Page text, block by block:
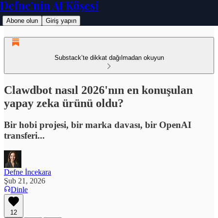
Defne'nin AI Köşesi
Abone olun Giriş yapın
Substack’te dikkat dağılmadan okuyun
Clawdbot nasıl 2026'nın en konuşulan
yapay zeka ürünü oldu?
Bir hobi projesi, bir marka davası, bir OpenAI
transferi...
Defne İncekara
Şub 21, 2026
Dinle
12